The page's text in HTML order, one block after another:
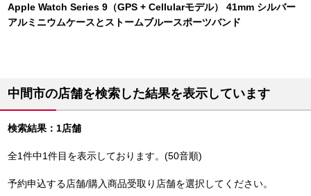
Apple Watch Series 9（GPS + Cellularモデル） 41mm シルバー
アルミニウムケースとストームブルースポーツバンド
中間市の店舗を検索した結果を表示しています
検索結果：1店舗
全1件中1件目を表示しております。(50音順)
予約申込する店舗/購入商品受取り店舗を選択してください。